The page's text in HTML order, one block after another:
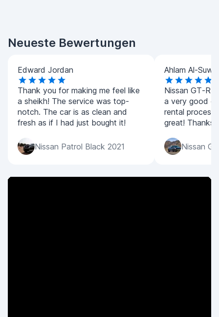
Neueste Bewertungen
Edward Jordan
Thank you for making me feel like
a sheikh! The service was top-
notch. The car is as clean and
fresh as if I had just bought it!
Nissan Patrol Black 2021
Ahlam Al-
Nissan GT-R
a very good
rental process
great! Thanks
Nissan